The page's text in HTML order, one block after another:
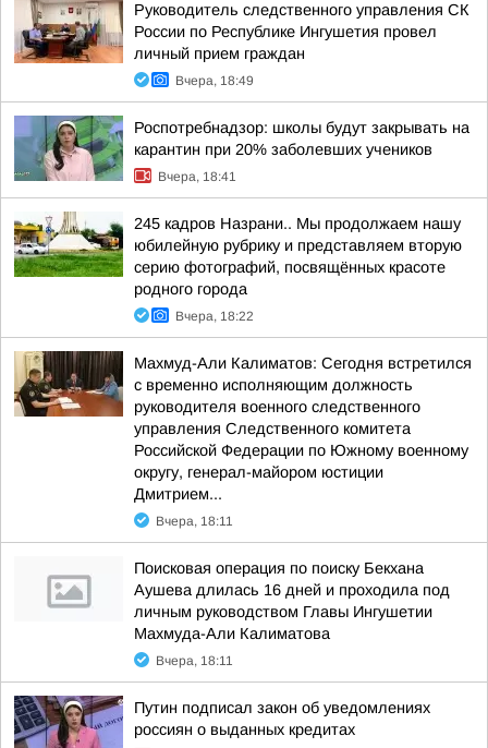
Руководитель следственного управления СК
России по Республике Ингушетия провел
личный прием граждан
Вчера, 18:49
Роспотребнадзор: школы будут закрывать на
карантин при 20% заболевших учеников
Вчера, 18:41
245 кадров Назрани.. Мы продолжаем нашу
юбилейную рубрику и представляем вторую
серию фотографий, посвящённых красоте
родного города
Вчера, 18:22
Махмуд-Али Калиматов: Сегодня встретился
с временно исполняющим должность
руководителя военного следственного
управления Следственного комитета
Российской Федерации по Южному военному
округу, генерал-майором юстиции
Дмитрием...
Вчера, 18:11
Поисковая операция по поиску Бекхана
Аушева длилась 16 дней и проходила под
личным руководством Главы Ингушетии
Махмуда-Али Калиматова
Вчера, 18:11
Путин подписал закон об уведомлениях
россиян о выданных кредитах